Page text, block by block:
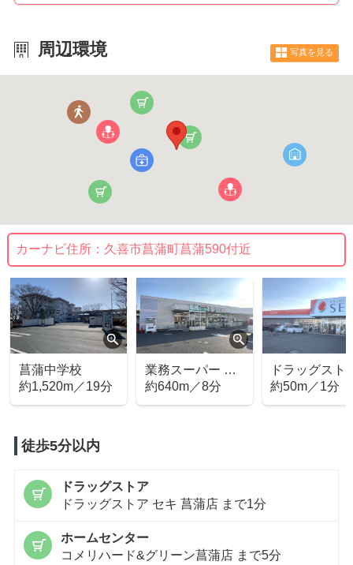
周辺環境 写真を見る
カーナビ住所： 久喜市菖蒲町菖蒲590付近
菖蒲中学校
約1,520m／19分
業務スーパー 久
喜菖蒲店
約640m／8分
ドラッグスト
セキ 菖蒲店
約50m／1分
徒歩5分以内
ドラッグストア
ドラッグストア セキ 菖蒲店 まで1分
ホームセンター
コメリハード&グリーン菖蒲店 まで5分